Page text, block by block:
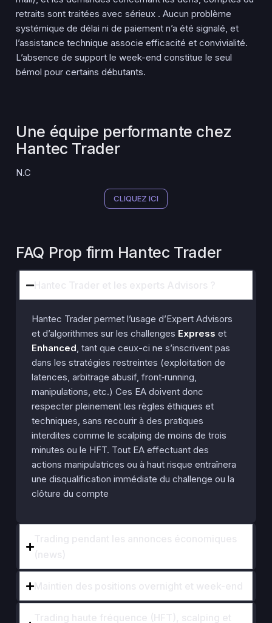
retraits sont traitées avec sérieux . Aucun problème
systémique de délai ni de paiement n’a été signalé, et
l’assistance technique associe efficacité et convivialité.
L’absence de support le week-end constitue le seul
bémol pour certains débutants.
Une équipe performante chez
Hantec Trader
N.C
CLIQUEZ ICI
FAQ Prop firm Hantec Trader
Hantec Trader et les experts Advisors ?
Hantec Trader permet l’usage d’Expert Advisors
et d’algorithmes sur les challenges Express et
Enhanced, tant que ceux-ci ne s’inscrivent pas
dans les stratégies restreintes (exploitation de
latences, arbitrage abusif, front‑running,
manipulations, etc.) Ces EA doivent donc
respecter pleinement les règles éthiques et
techniques, sans recourir à des pratiques
interdites comme le scalping de moins de trois
minutes ou le HFT. Tout EA effectuant des
actions manipulatrices ou à haut risque entraînera
une disqualification immédiate du challenge ou la
clôture du compte
Maintien des positions overnight et week-end